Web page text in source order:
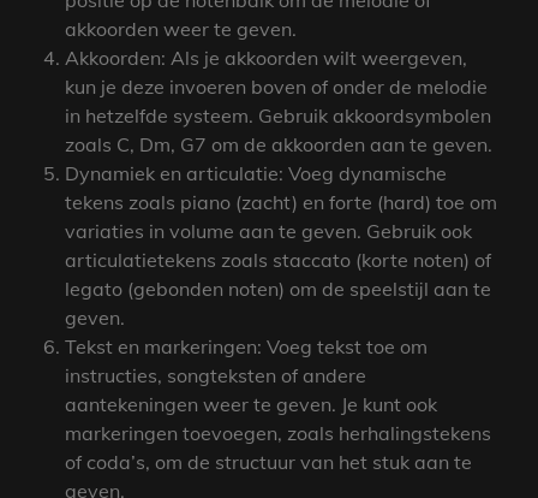
akkoorden weer te geven.
Akkoorden: Als je akkoorden wilt weergeven,
kun je deze invoeren boven of onder de melodie
in hetzelfde systeem. Gebruik akkoordsymbolen
zoals C, Dm, G7 om de akkoorden aan te geven.
Dynamiek en articulatie: Voeg dynamische
tekens zoals piano (zacht) en forte (hard) toe om
variaties in volume aan te geven. Gebruik ook
articulatietekens zoals staccato (korte noten) of
legato (gebonden noten) om de speelstijl aan te
geven.
Tekst en markeringen: Voeg tekst toe om
instructies, songteksten of andere
aantekeningen weer te geven. Je kunt ook
markeringen toevoegen, zoals herhalingstekens
of coda’s, om de structuur van het stuk aan te
geven.